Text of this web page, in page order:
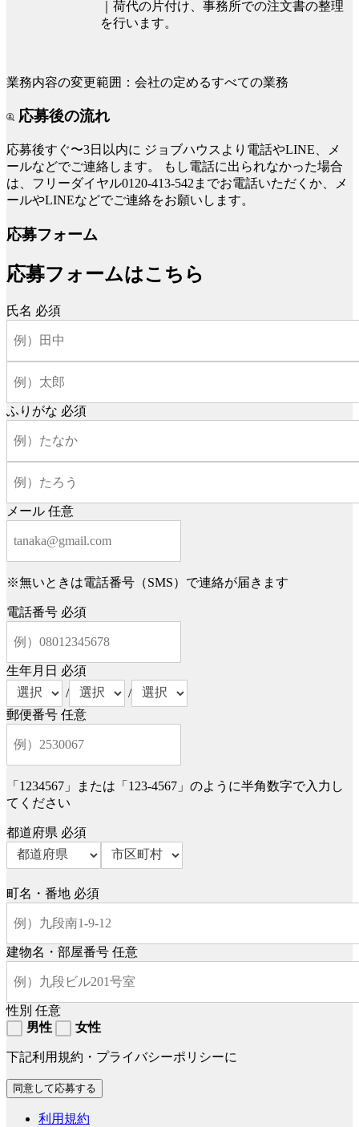
｜荷代の片付け、事務所での注文書の整理
を行います。
業務内容の変更範囲：会社の定めるすべての業務
応募後の流れ
応募後すぐ〜3日以内に ジョブハウスより電話やLINE、メ
ールなどでご連絡します。
もし電話に出られなかった場合
は、フリーダイヤル0120-413-542までお電話いただくか、メ
ールやLINEなどでご連絡をお願いします。
応募フォーム
応募フォームはこちら
氏名 必須
ふりがな 必須
メール 任意
※無いときは電話番号（SMS）で連絡が届きます
電話番号 必須
生年月日 必須
/
/
郵便番号 任意
「1234567」または「123-4567」のように半角数字で入力し
てください
都道府県 必須
町名・番地 必須
建物名・部屋番号 任意
性別 任意
男性
女性
下記利用規約・プライバシーポリシーに
利用規約